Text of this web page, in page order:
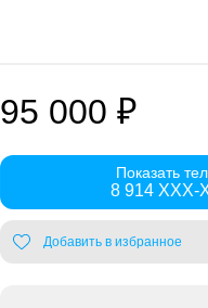
95 000 ₽
Показать
8 914 XXX-
Добавить в избранное